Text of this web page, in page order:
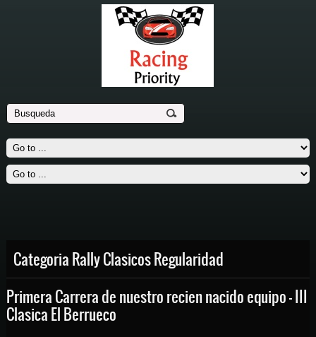
Slide # 3
Far far away, behind the word mountains, far from the countries
Vokalia and Consonantia, there live the blind textsMas ...
Categoria Rally Clasicos Regularidad
Primera Carrera de nuestro recien nacido equipo – III
Clasica El Berrueco